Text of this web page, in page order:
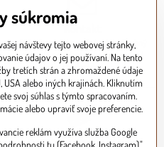
Kontakt
Sídlo firmy, fakturačné údaje. Osobný
odber je potrebné dohodnúť vopred
telefonicky.
Bezpečná platba kartou
súkromia
návštevy tejto webovej stránky,
údajov o jej používaní. Na tento
tretích strán a zhromaždené údaje
alebo iných krajinách. Kliknutím
svoj súhlas s týmto spracovaním.
alebo upraviť svoje preferencie.
reklám využíva služba Google
tu (Facebook, Instagram)."